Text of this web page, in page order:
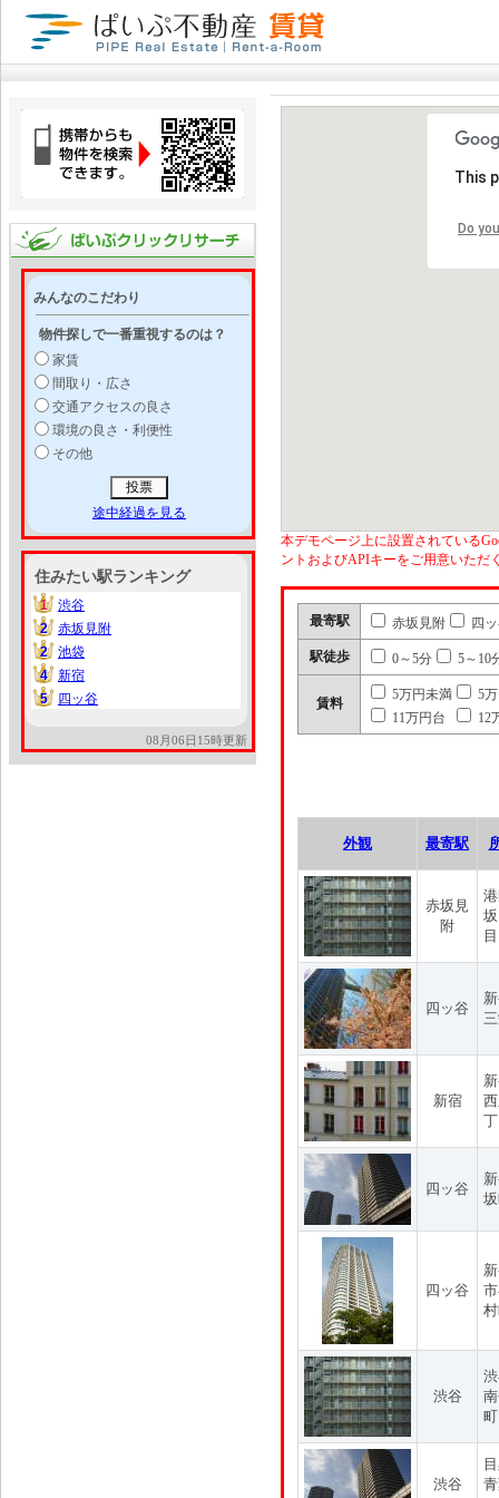
みんなのこだわり
物件探しで一番重視するのは？
家賃
間取り・広さ
交通アクセスの良さ
環境の良さ・利便性
その他
途中経過を見る
住みたい駅ランキング
1
1
渋谷
2
2
赤坂見附
2
2
池袋
4
4
新宿
5
5 四ッ谷
08月06日15時更新
This
Do
本デモページ上に設置されている
ントおよびAPIキーをご用意いただ
最寄駅 赤坂見附 四
駅徒歩 0～5分 5～10
賃料
5万円未満
5
11万円台
12
外観 最寄駅
赤坂見
附
目
四ッ谷
新宿
四ッ谷
四ッ谷
渋谷
渋谷